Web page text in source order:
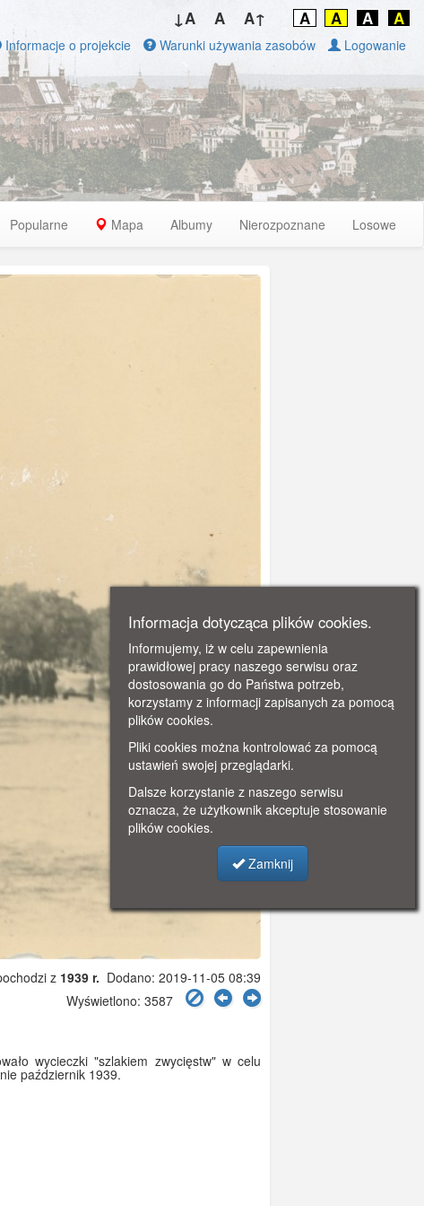
↓A A A↑ A A A A
Informacje o projekcie Warunki używania zasobów Logowanie
Popularne Mapa Albumy Nierozpoznane Losowe
z 1939 r. Dodano: 2019-11-05 08:39
Wyświetlono: 3587
wycieczki "szlakiem zwycięstw" w celu
październik 1939.
Informacja dotycząca plików cookies.
Informujemy, iż w celu zapewnienia
prawidłowej pracy naszego serwisu oraz
dostosowania go do Państwa potrzeb,
korzystamy z informacji zapisanych za pomocą
plików cookies.
Pliki cookies można kontrolować za pomocą
ustawień swojej przeglądarki.
Dalsze korzystanie z naszego serwisu
oznacza, że użytkownik akceptuje stosowanie
plików cookies.
Zamknij